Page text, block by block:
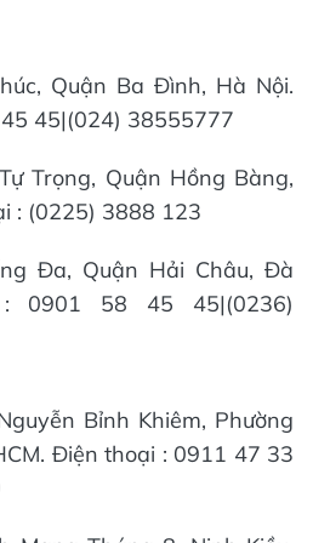
Quận Ba Đình, Hà Nội.
45|(024) 38555777
Trọng, Quận Hồng Bàng,
: (0225) 3888 123
Đa, Quận Hải Châu, Đà
0901 58 45 45|(0236)
Bỉnh Khiêm, Phường
Điện thoại : 0911 47 33